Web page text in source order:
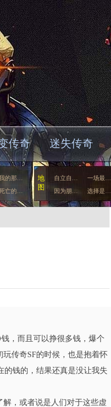
传奇 迷失传奇
的那…
亡的…
地
图
自立自… 一场最…
因为朋…
选择是…
，而且可以挣很多钱，爆个
传奇SF的时候，也是抱着怀
的钱的，结果还真是没让我失
解，或者说是人们对于这些虚